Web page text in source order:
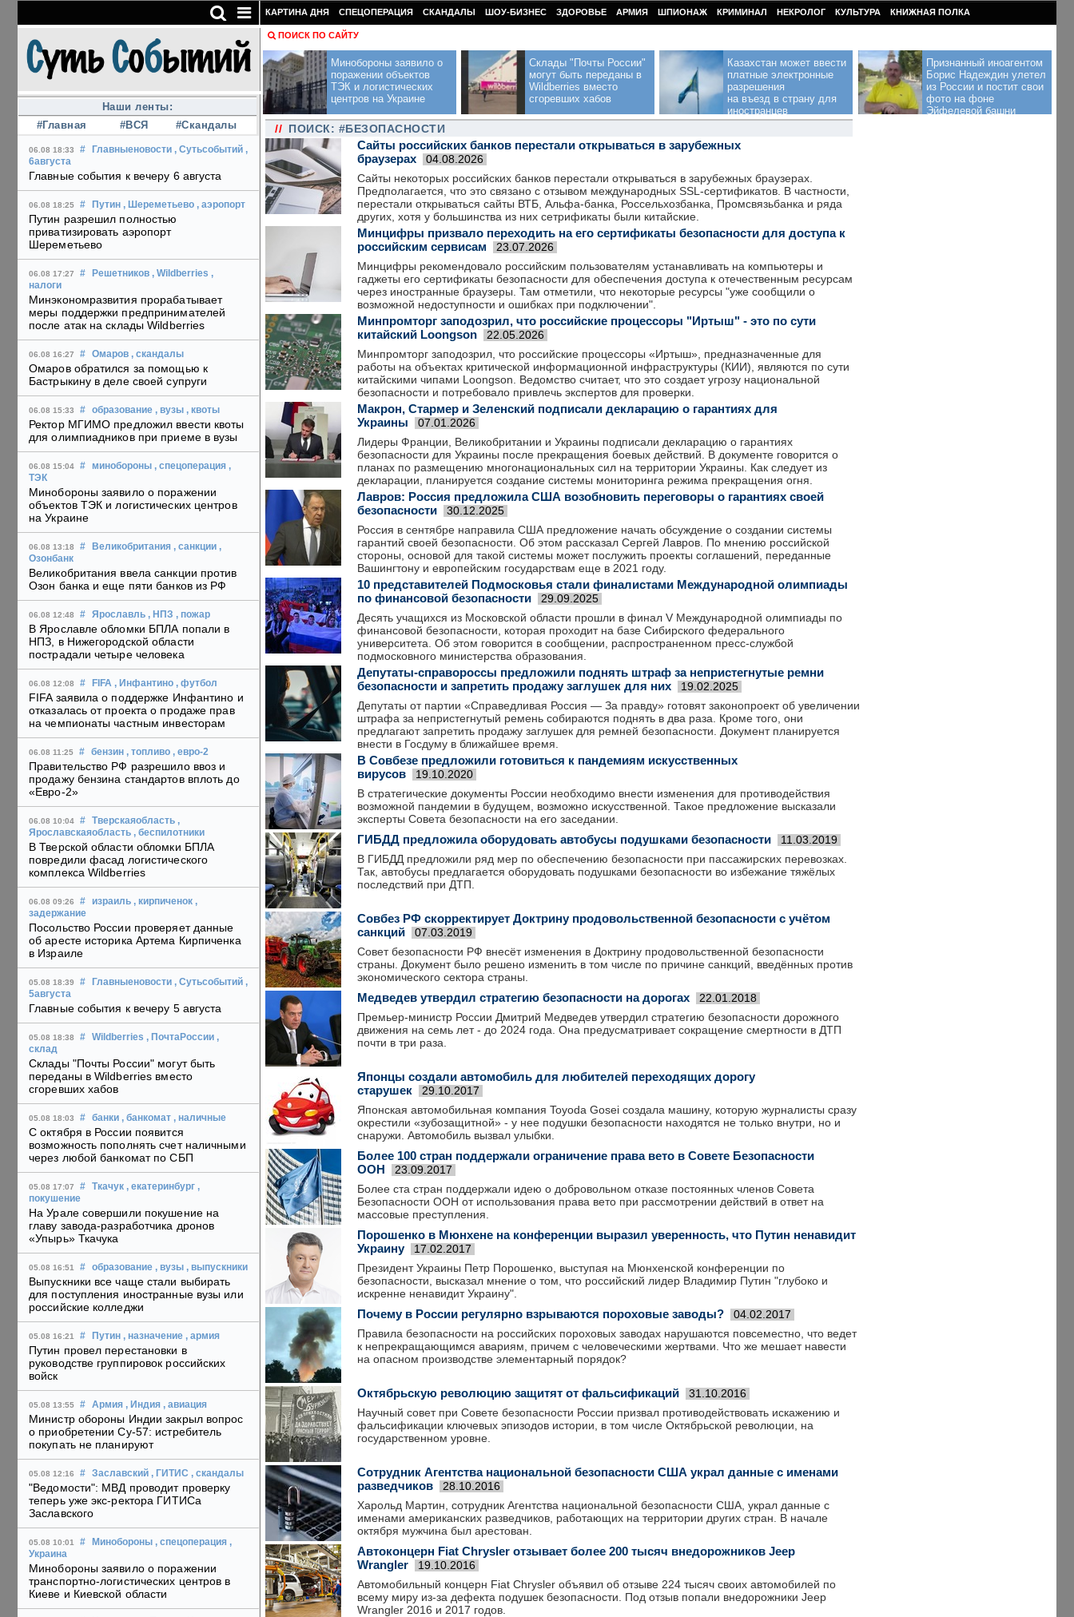
Наши ленты:
#Главная
#ВСЯ #Скандалы
06.08 18:33 # Главныеновости , Сутьсобытий ,
6августа
Главные события к вечеру 6 августа
06.08 18:25 # Путин , Шереметьево , аэропорт
Путин разрешил полностью
приватизировать аэропорт
Шереметьево
06.08 17:27 # Решетников , Wildberries ,
налоги
Минэкономразвития прорабатывает
меры поддержки предпринимателей
после атак на склады Wildberries
06.08 16:27 # Омаров , скандалы
Омаров обратился за помощью к
Бастрыкину в деле своей супруги
06.08 15:33 # образование , вузы , квоты
Ректор МГИМО предложил ввести квоты
для олимпиадников при приеме в вузы
06.08 15:04 # минобороны , спецоперация ,
ТЭК
Минобороны заявило о поражении
объектов ТЭК и логистических центров
на Украине
06.08 13:18 # Великобритания , санкции ,
Озонбанк
Великобритания ввела санкции против
Озон банка и еще пяти банков из РФ
06.08 12:48 # Ярославль , НПЗ , пожар
В Ярославле обломки БПЛА попали в
НПЗ, в Нижегородской области
пострадали четыре человека
06.08 12:08 # FIFA , Инфантино , футбол
FIFA заявила о поддержке Инфантино и
отказалась от проекта о продаже прав
на чемпионаты частным инвесторам
06.08 11:25 # бензин , топливо , евро-2
Правительство РФ разрешило ввоз и
продажу бензина стандартов вплоть до
«Евро-2»
06.08 10:04 # Тверскаяобласть ,
Ярославскаяобласть , беспилотники
В Тверской области обломки БПЛА
повредили фасад логистического
комплекса Wildberries
06.08 09:26 # израиль , кирпиченок ,
задержание
Посольство России проверяет данные
об аресте историка Артема Кирпиченка
в Израиле
05.08 18:39 # Главныеновости , Сутьсобытий ,
5августа
Главные события к вечеру 5 августа
05.08 18:38 # Wildberries , ПочтаРоссии ,
склад
Склады "Почты России" могут быть
переданы в Wildberries вместо
сгоревших хабов
05.08 18:03 # банки , банкомат , наличные
С октября в России появится
возможность пополнять счет наличными
через любой банкомат по СБП
05.08 17:07 # Ткачук , екатеринбург ,
покушение
На Урале совершили покушение на
главу завода-разработчика дронов
«Упырь» Ткачука
05.08 16:51 # образование , вузы , выпускники
Выпускники все чаще стали выбирать
для поступления иностранные вузы или
российские колледжи
05.08 16:21 # Путин , назначение , армия
Путин провел перестановки в
руководстве группировок российских
войск
05.08 13:55 # Армия , Индия , авиация
Министр обороны Индии закрыл вопрос
о приобретении Су-57: истребитель
покупать не планируют
05.08 12:16 # Заславский , ГИТИС , скандалы
"Ведомости": МВД проводит проверку
теперь уже экс-ректора ГИТИСа
Заславского
05.08 10:01 # Минобороны , спецоперация ,
Украина
Минобороны заявило о поражении
транспортно-логистических центров в
Киеве и Киевской области
КАРТИНА ДНЯ СПЕЦОПЕРАЦИЯ СКАНДАЛЫ ШОУ-БИЗНЕС ЗДОРОВЬЕ АРМИЯ ШПИОНАЖ КРИМИНАЛ НЕКРОЛОГ КУЛЬТУРА КНИЖНАЯ ПОЛКА
ПОИСК ПО САЙТУ
Минобороны заявило о
поражении объектов
ТЭК и логистических
центров на Украине
Склады "Почты России"
могут быть переданы в
Wildberries вместо
сгоревших хабов
Казахстан может ввести
платные электронные
разрешения
на въезд в страну для
иностранцев
Признанный иноагентом
Борис Надеждин улетел
из России и постит свои
фото на фоне
Эйфелевой башни
// ПОИСК: #БЕЗОПАСНОСТИ
Сайты российских банков перестали открываться в зарубежных
браузерах
04.08.2026
Сайты некоторых российских банков перестали открываться в зарубежных браузерах.
Предполагается, что это связано с отзывом международных SSL-сертификатов. В частности,
перестали открываться сайты ВТБ, Альфа-банка, Россельхозбанка, Промсвязьбанка и ряда
других, хотя у большинства из них сетрификаты были китайские.
Минцифры призвало переходить на его сертификаты безопасности для доступа к
российским сервисам
23.07.2026
Минцифры рекомендовало российским пользователям устанавливать на компьютеры и
гаджеты его сертификаты безопасности для обеспечения доступа к отечественным ресурсам
через иностранные браузеры. Там отметили, что некоторые ресурсы "уже сообщили о
возможной недоступности и ошибках при подключении".
Минпромторг заподозрил, что российские процессоры "Иртыш" - это по сути
китайский Loongson
22.05.2026
Минпромторг заподозрил, что российские процессоры «Иртыш», предназначенные для
работы на объектах критической информационной инфраструктуры (КИИ), являются по сути
китайскими чипами Loongson. Ведомство считает, что это создает угрозу национальной
безопасности и потребовало привлечь экспертов для проверки.
Макрон, Стармер и Зеленский подписали декларацию о гарантиях для
Украины
07.01.2026
Лидеры Франции, Великобритании и Украины подписали декларацию о гарантиях
безопасности для Украины после прекращения боевых действий. В документе говорится о
планах по размещению многонациональных сил на территории Украины. Как следует из
декларации, планируется создание системы мониторинга режима прекращения огня.
Лавров: Россия предложила США возобновить переговоры о гарантиях своей
безопасности
30.12.2025
Россия в сентябре направила США предложение начать обсуждение о создании системы
гарантий своей безопасности. Об этом рассказал Сергей Лавров. По мнению российской
стороны, основой для такой системы может послужить проекты соглашений, переданные
Вашингтону и европейским государствам еще в 2021 году.
10 представителей Подмосковья стали финалистами Международной олимпиады
по финансовой безопасности
29.09.2025
Десять учащихся из Московской области прошли в финал V Международной олимпиады по
финансовой безопасности, которая проходит на базе Сибирского федерального
университета. Об этом говорится в сообщении, распространенном пресс-службой
подмосковного министерства образования.
Депутаты-справороссы предложили поднять штраф за непристегнутые ремни
безопасности и запретить продажу заглушек для них
19.02.2025
Депутаты от партии «Справедливая Россия — За правду» готовят законопроект об увеличении
штрафа за непристегнутый ремень собираются поднять в два раза. Кроме того, они
предлагают запретить продажу заглушек для ремней безопасности. Документ планируется
внести в Госдуму в ближайшее время.
В Совбезе предложили готовиться к пандемиям искусственных
вирусов
19.10.2020
В стратегические документы России необходимо внести изменения для противодействия
возможной пандемии в будущем, возможно искусственной. Такое предложение высказали
эксперты Совета безопасности на его заседании.
ГИБДД предложила оборудовать автобусы подушками безопасности 11.03.2019
В ГИБДД предложили ряд мер по обеспечению безопасности при пассажирских перевозках.
Так, автобусы предлагается оборудовать подушками безопасности во избежание тяжёлых
последствий при ДТП.
Совбез РФ скорректирует Доктрину продовольственной безопасности с учётом
санкций
07.03.2019
Совет безопасности РФ внесёт изменения в Доктрину продовольственной безопасности
страны. Документ было решено изменить в том числе по причине санкций, введённых против
экономического сектора страны.
Медведев утвердил стратегию безопасности на дорогах 22.01.2018
Премьер-министр России Дмитрий Медведев утвердил стратегию безопасности дорожного
движения на семь лет - до 2024 года. Она предусматривает сокращение смертности в ДТП
почти в три раза.
Японцы создали автомобиль для любителей переходящих дорогу
старушек
29.10.2017
Японская автомобильная компания Toyoda Gosei создала машину, которую журналисты сразу
окрестили «зубозащитной» - у нее подушки безопасности находятся не только внутри, но и
снаружи. Автомобиль вызвал улыбки.
Более 100 стран поддержали ограничение права вето в Совете Безопасности
ООН
23.09.2017
Более ста стран поддержали идею о добровольном отказе постоянных членов Совета
Безопасности ООН от использования права вето при рассмотрении действий в ответ на
массовые преступления.
Порошенко в Мюнхене на конференции выразил уверенность, что Путин ненавидит
Украину
17.02.2017
Президент Украины Петр Порошенко, выступая на Мюнхенской конференции по
безопасности, высказал мнение о том, что российский лидер Владимир Путин "глубоко и
искренне ненавидит Украину".
Почему в России регулярно взрываются пороховые заводы? 04.02.2017
Правила безопасности на российских пороховых заводах нарушаются повсеместно, что ведет
к непрекращающимся авариям, причем с человеческими жертвами. Что же мешает навести
на опасном производстве элементарный порядок?
Октябрьскую революцию защитят от фальсификаций 31.10.2016
Научный совет при Совете безопасности России призвал противодействовать искажению и
фальсификации ключевых эпизодов истории, в том числе Октябрьской революции, на
государственном уровне.
Сотрудник Агентства национальной безопасности США украл данные с именами
разведчиков
28.10.2016
Харольд Мартин, сотрудник Агентства национальной безопасности США, украл данные с
именами американских разведчиков, работающих на территории других стран. В начале
октября мужчина был арестован.
Автоконцерн Fiat Chrysler отзывает более 200 тысяч внедорожников Jeep
Wrangler
19.10.2016
Автомобильный концерн Fiat Chrysler объявил об отзыве 224 тысяч своих автомобилей по
всему миру из-за дефекта подушек безопасности. Под отзыв попали внедорожники Jeep
Wrangler 2016 и 2017 годов.